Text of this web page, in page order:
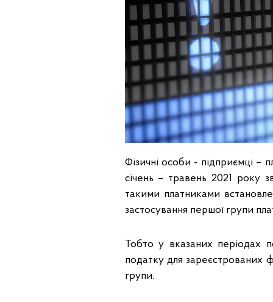
Фізичні особи - підприємці –
січень – травень 2021 року
такими платниками
застосування першої групи
Тобто у вказаних періодах
податку для зареєстрованих
групи.